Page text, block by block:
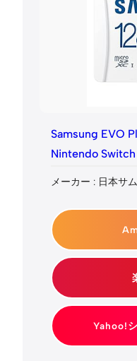
Samsung EVO
Nintendo
メーカー : 日本サ
Yahoo!